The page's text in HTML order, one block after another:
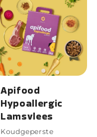
Apifood
Hypoallergic
Lamsvlees
Koudgeperste